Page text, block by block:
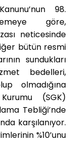
98.
göre,
neticesinde
bütün resmi
sundukları
bedelleri,
olmadığına
(SGK)
Tebliği’nde
karşılanıyor.
%10’unu